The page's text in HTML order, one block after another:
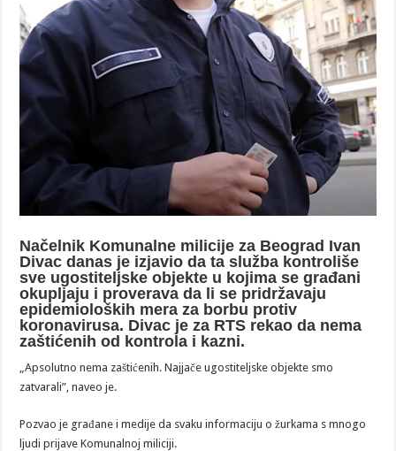
Načelnik Komunalne milicije za Beograd Ivan
Divac danas je izjavio da ta služba kontroliše
sve ugostiteljske objekte u kojima se građani
okupljaju i proverava da li se pridržavaju
epidemioloških mera za borbu protiv
koronavirusa. Divac je za RTS rekao da nema
zaštićenih od kontrola i kazni.
„Apsolutno nema zaštićenih. Najjače ugostiteljske objekte smo
zatvarali”, naveo je.
Pozvao je građane i medije da svaku informaciju o žurkama s mnogo
ljudi prijave Komunalnoj miliciji.